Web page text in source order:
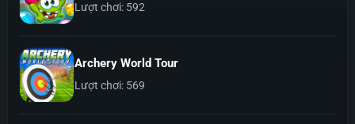
Lượt chơi: 592
Archery World Tour
Lượt chơi: 569